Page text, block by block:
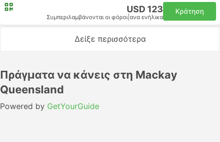
USD 123
Συμπεριλαμβάνονται οι φόροι ανα ενήλικα
Κράτηση
Δείξε περισσότερα
Πράγματα να κάνεις στη Mackay
Queensland
Powered by GetYourGuide